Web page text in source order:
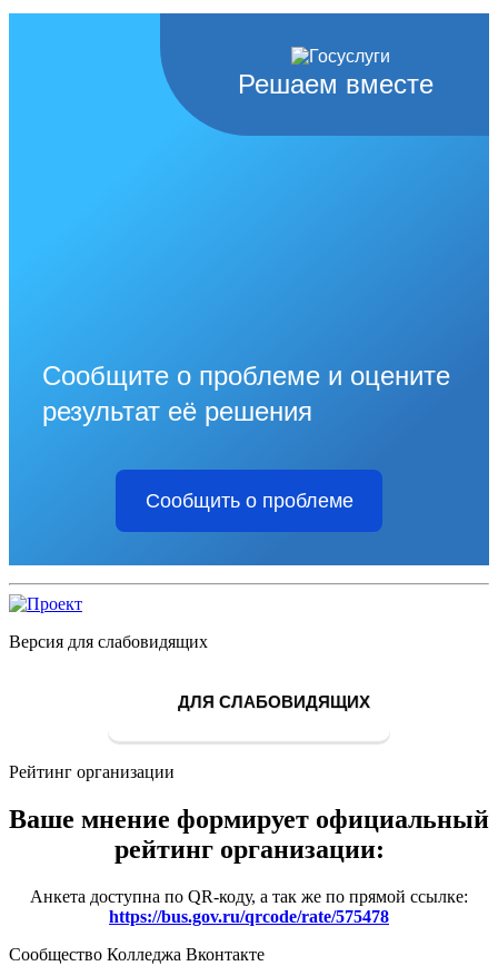
Решаем вместе
Сообщите о проблеме и оцените
результат её решения
Сообщить о проблеме
Версия для слабовидящих
ДЛЯ СЛАБОВИДЯЩИХ
Рейтинг организации
Ваше мнение формирует официальный
рейтинг организации:
Анкета доступна по QR-коду, а так же по прямой ссылке:
https://bus.gov.ru/qrcode/rate/575478
Сообщество Колледжа Вконтакте